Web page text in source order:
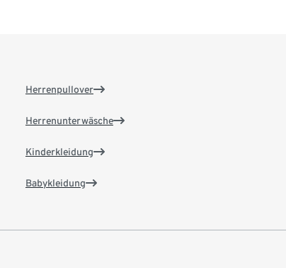
Herrenpullover
Herrenunterwäsche
Kinderkleidung
Babykleidung